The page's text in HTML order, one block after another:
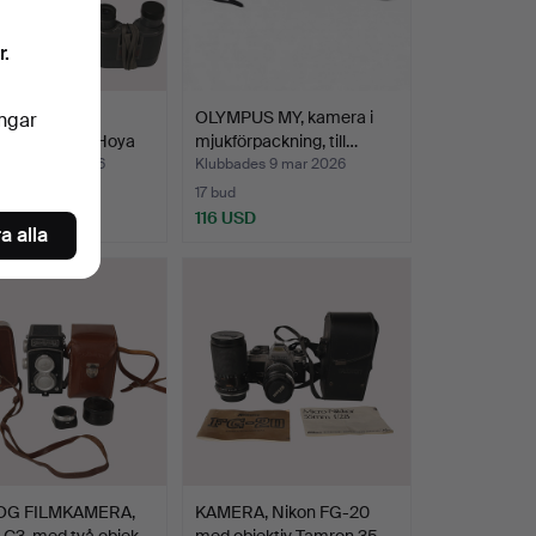
TEODOLIT,
Samsung, Hoya
17 mar 2026
OLYMPUS MY, kamera i
mjukförpackning, till…
Klubbades 9 mar 2026
17 bud
116 USD
FILMKAMERA,
KAMERA, Nikon FG-20
alla